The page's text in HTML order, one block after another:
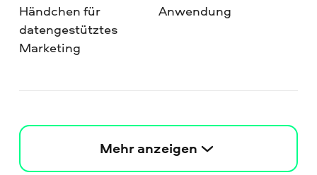
Händchen für
datengestütztes
Marketing
Anwendung
Mehr anzeigen